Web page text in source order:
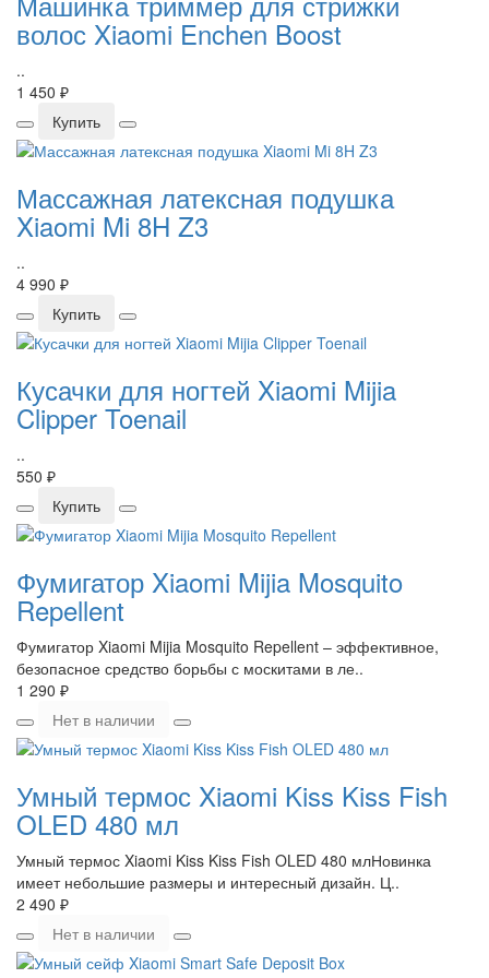
волос Xiaomi Enchen Boost
..
1 450 ₽
Купить
Массажная латексная подушка
Xiaomi Mi 8H Z3
..
4 990 ₽
Купить
Кусачки для ногтей Xiaomi Mijia
Clipper Toenail
..
550 ₽
Купить
Фумигатор Xiaomi Mijia Mosquito
Repellent
Фумигатор Xiaomi Mijia Mosquito Repellent – эффективное,
безопасное средство борьбы с москитами в ле..
1 290 ₽
Нет в наличии
Умный термос Xiaomi Kiss Kiss Fish
OLED 480 мл
Умный термос Xiaomi Kiss Kiss Fish OLED 480 млНовинка
имеет небольшие размеры и интересный дизайн. Ц..
2 490 ₽
Нет в наличии